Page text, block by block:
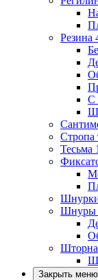
Резина
С
Стропа
Тесьма 1
Шнурки
Шнуры
Закрыть меню